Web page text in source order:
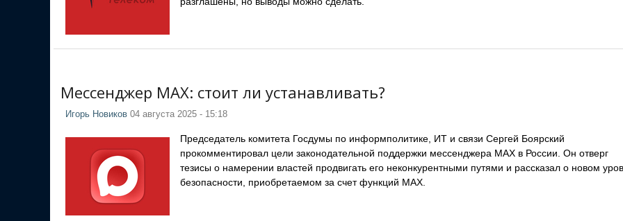
Мессенджер MAX: стоит ли устанавливать?
Игорь Новиков 04 августа 2025 - 15:18
Председатель комитета Госдумы по информполитике, ИТ и связи Сергей Боярский
прокомментировал цели законодательной поддержки мессенджера MAX в России. Он отверг
тезисы о намерении властей продвигать его неконкурентными путями и рассказал о новом
безопасности, приобретаемом за счет функций MAX.